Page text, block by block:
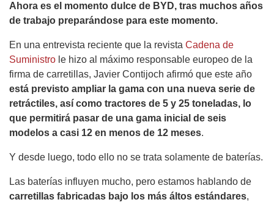
Ahora es el momento dulce de BYD, tras muchos años
de trabajo preparándose para este momento.
En una entrevista reciente que la revista Cadena de
Suministro le hizo al máximo responsable europeo de la
firma de carretillas, Javier Contijoch afirmó que este año
está previsto ampliar la gama con una nueva serie de
retráctiles, así como tractores de 5 y 25 toneladas, lo
que permitirá pasar de una gama inicial de seis
modelos a casi 12 en menos de 12 meses.
Y desde luego, todo ello no se trata solamente de baterías.
Las baterías influyen mucho, pero estamos hablando de
carretillas fabricadas bajo los más áltos estándares,